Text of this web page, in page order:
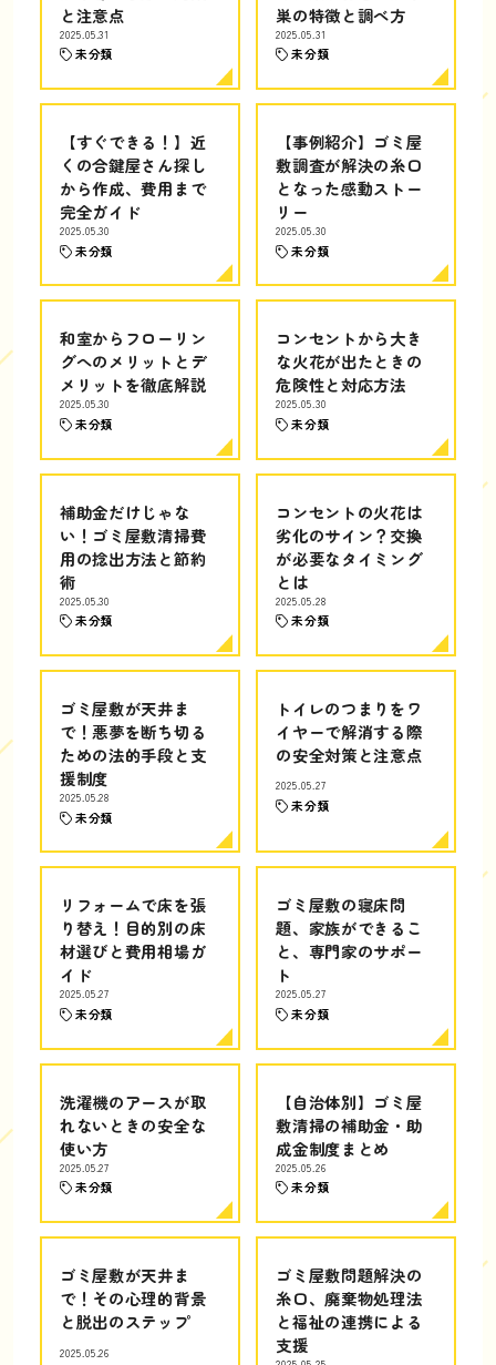
と注意点
2025.05.31
未分類
巣の特徴と調べ方
2025.05.31
未分類
【すぐできる！】近
くの合鍵屋さん探し
から作成、費用まで
完全ガイド
2025.05.30
未分類
【事例紹介】ゴミ屋
敷調査が解決の糸口
となった感動ストー
リー
2025.05.30
未分類
和室からフローリン
グへのメリットとデ
メリットを徹底解説
2025.05.30
未分類
コンセントから大き
な火花が出たときの
危険性と対応方法
2025.05.30
未分類
補助金だけじゃな
い！ゴミ屋敷清掃費
用の捻出方法と節約
術
2025.05.30
未分類
コンセントの火花は
劣化のサイン？交換
が必要なタイミング
とは
2025.05.28
未分類
ゴミ屋敷が天井ま
で！悪夢を断ち切る
ための法的手段と支
援制度
2025.05.28
未分類
トイレのつまりをワ
イヤーで解消する際
の安全対策と注意点
2025.05.27
未分類
リフォームで床を張
り替え！目的別の床
材選びと費用相場ガ
イド
2025.05.27
未分類
ゴミ屋敷の寝床問
題、家族ができるこ
と、専門家のサポー
ト
2025.05.27
未分類
洗濯機のアースが取
れないときの安全な
使い方
2025.05.27
未分類
【自治体別】ゴミ屋
敷清掃の補助金・助
成金制度まとめ
2025.05.26
未分類
ゴミ屋敷が天井ま
で！その心理的背景
と脱出のステップ
2025.05.26
ゴミ屋敷問題解決の
糸口、廃棄物処理法
と福祉の連携による
支援